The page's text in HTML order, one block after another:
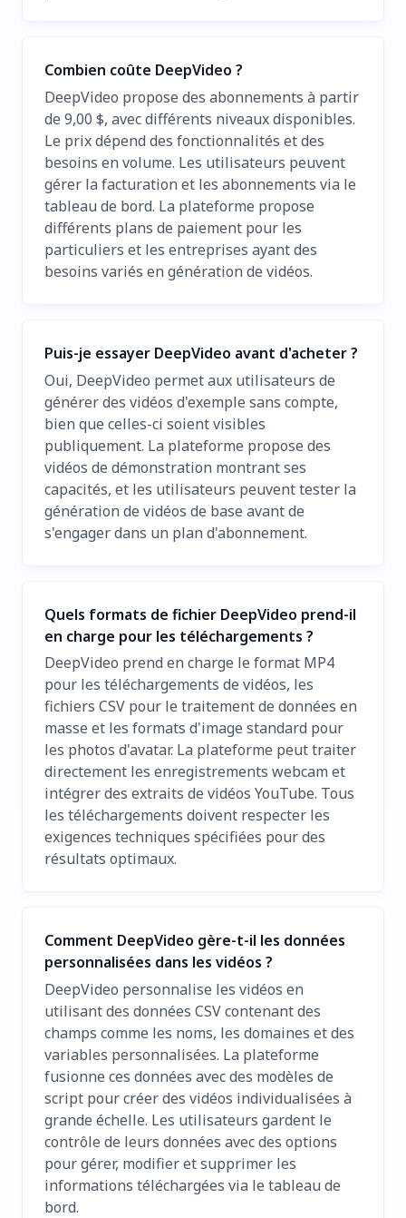
Combien coûte DeepVideo ?
DeepVideo propose des abonnements à partir
de 9,00 $, avec différents niveaux disponibles.
Le prix dépend des fonctionnalités et des
besoins en volume. Les utilisateurs peuvent
gérer la facturation et les abonnements via le
tableau de bord. La plateforme propose
différents plans de paiement pour les
particuliers et les entreprises ayant des
besoins variés en génération de vidéos.
Puis-je essayer DeepVideo avant d'acheter ?
Oui, DeepVideo permet aux utilisateurs de
générer des vidéos d'exemple sans compte,
bien que celles-ci soient visibles
publiquement. La plateforme propose des
vidéos de démonstration montrant ses
capacités, et les utilisateurs peuvent tester la
génération de vidéos de base avant de
s'engager dans un plan d'abonnement.
Quels formats de fichier DeepVideo prend-il
en charge pour les téléchargements ?
DeepVideo prend en charge le format MP4
pour les téléchargements de vidéos, les
fichiers CSV pour le traitement de données en
masse et les formats d'image standard pour
les photos d'avatar. La plateforme peut traiter
directement les enregistrements webcam et
intégrer des extraits de vidéos YouTube. Tous
les téléchargements doivent respecter les
exigences techniques spécifiées pour des
résultats optimaux.
Comment DeepVideo gère-t-il les données
personnalisées dans les vidéos ?
DeepVideo personnalise les vidéos en
utilisant des données CSV contenant des
champs comme les noms, les domaines et des
variables personnalisées. La plateforme
fusionne ces données avec des modèles de
script pour créer des vidéos individualisées à
grande échelle. Les utilisateurs gardent le
contrôle de leurs données avec des options
pour gérer, modifier et supprimer les
informations téléchargées via le tableau de
bord.